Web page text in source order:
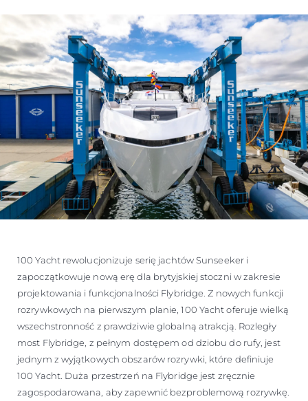
100 Yacht rewolucjonizuje serię jachtów Sunseeker i
zapoczątkowuje nową erę dla brytyjskiej stoczni w zakresie
projektowania i funkcjonalności Flybridge. Z nowych funkcji
rozrywkowych na pierwszym planie, 100 Yacht oferuje wielką
wszechstronność z prawdziwie globalną atrakcją. Rozległy
most Flybridge, z pełnym dostępem od dziobu do rufy, jest
jednym z wyjątkowych obszarów rozrywki, które definiuje
100 Yacht. Duża przestrzeń na Flybridge jest zręcznie
zagospodarowana, aby zapewnić bezproblemową rozrywkę.